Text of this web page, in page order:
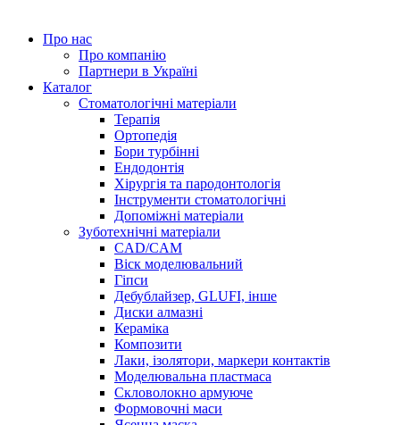
Про нас
Про компанію
Партнери в Україні
Каталог
Стоматологічні матеріали
Терапія
Ортопедія
Бори турбінні
Ендодонтія
Хірургія та пародонтологія
Інструменти стоматологічні
Допоміжні матеріали
Зуботехнічні матеріали
CAD/CAM
Віск моделювальний
Гіпси
Дебублайзер, GLUFI, інше
Диски алмазні
Кераміка
Композити
Лаки, ізолятори, маркери контактів
Моделювальна пластмаса
Скловолокно армуюче
Формовочні маси